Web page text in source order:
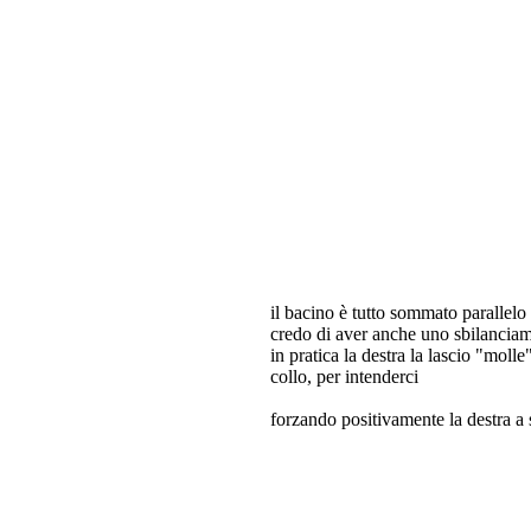
il bacino è tutto sommato
credo di aver anche uno
in pratica la destra la lascio
collo, per intenderci
forzando positivamente la destra